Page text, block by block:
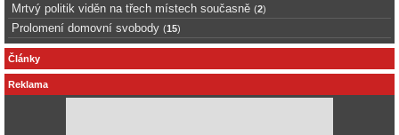
Mrtvý politik viděn na třech místech současně (2)
Prolomení domovní svobody (15)
Články
Reklama